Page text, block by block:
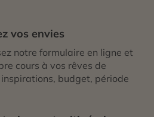
vos envies
notre formulaire en ligne et
cours à vos rêves de
budget, période